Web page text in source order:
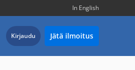
In English
Kirjaudu Jätä ilmoitus